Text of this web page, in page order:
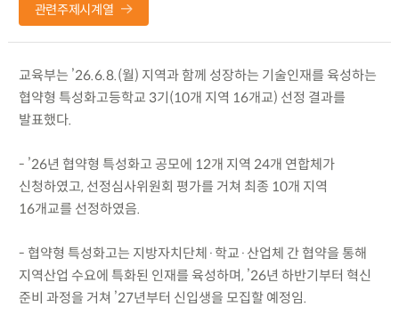
관련주제시계열
교육부는 ’26.6.8.(월) 지역과 함께 성장하는 기술인재를 육성하는
협약형 특성화고등학교 3기(10개 지역 16개교) 선정 결과를
발표했다.
- ’26년 협약형 특성화고 공모에 12개 지역 24개 연합체가
신청하였고, 선정심사위원회 평가를 거쳐 최종 10개 지역
16개교를 선정하였음.
- 협약형 특성화고는 지방자치단체·학교·산업체 간 협약을 통해
지역산업 수요에 특화된 인재를 육성하며, ’26년 하반기부터 혁신
준비 과정을 거쳐 ’27년부터 신입생을 모집할 예정임.